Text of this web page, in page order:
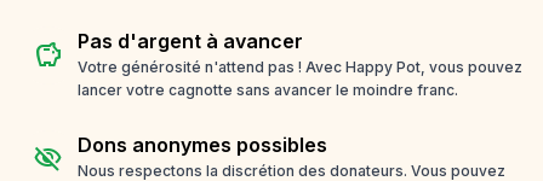
savings Pas d'argent à avancer
Votre générosité n'attend pas ! Avec Happy Pot, vous pouvez
lancer votre cagnotte sans avancer le moindre franc.
visibility_off Dons anonymes possibles
Nous respectons la discrétion des donateurs. Vous pouvez